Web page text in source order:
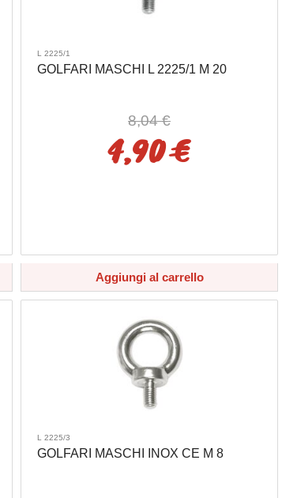
L 2225/1
GOLFARI MASCHI L 2225/1 M 20
8,04 €
4,90 €
Aggiungi al carrello
L 2225/3
GOLFARI MASCHI INOX CE M 8